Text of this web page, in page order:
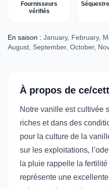
Fournisseurs
vérifiés
En saison : January, February,
August, September, October,
À propos de ce/
Notre vanille est cultivée
riches et dans des
pour la culture de la
sur les exploitations,
la pluie rappelle la
représente une